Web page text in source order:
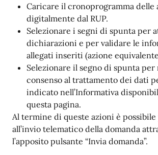
Caricare il cronoprogramma
digitalmente dal RUP.
Selezionare i segni di spunta per
dichiarazioni e per validare le
allegati inseriti (azione
Selezionare il segno di spunta
consenso al trattamento dei dati
indicato nell’Informativa
questa pagina.
Al termine di queste azioni è
all’invio telematico della domanda
l’apposito pulsante “Invia domanda”.